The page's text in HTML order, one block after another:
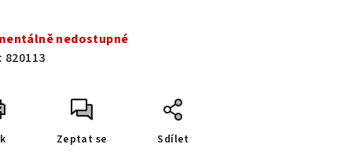
nedostupné
820113
Zeptat se Sdílet